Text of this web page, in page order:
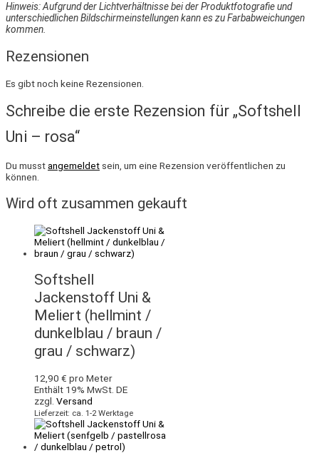
Hinweis: Aufgrund der Lichtverhältnisse bei der Produktfotografie und
unterschiedlichen Bildschirmeinstellungen kann es zu Farbabweichungen
kommen.
Rezensionen
Es gibt noch keine Rezensionen.
Schreibe die erste Rezension für „Softshell
Uni – rosa“
Du musstangemeldet sein, um eine Rezension veröffentlichen zu
können.
Wird oft zusammen gekauft
Softshell
Jackenstoff Uni &
Meliert (hellmint /
dunkelblau / braun /
grau / schwarz)
12,90 € pro Meter
Enthält 19% MwSt. DE
zzgl. Versand
Lieferzeit: ca. 1-2 Werktage